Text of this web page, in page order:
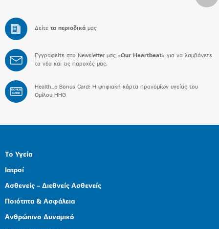
Δείτε τα περιοδικά μας
Εγγραφείτε στο Newsletter μας «Our Heartbeat» για να λαμβάνετε
τα νέα και τις παροχές μας.
BONUS
CARD
Health_e Bonus Card: H ψηφιακή κάρτα προνομίων υγείας του
Ομίλου HHG
Το Υγεία
Ιατροί
Ασθενείς – Διεθνείς Ασθενείς
Ποιότητα & Ασφάλεια
Ανθρώπινο Δυναμικό